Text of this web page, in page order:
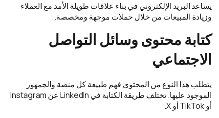
يساعد البريد الإلكتروني في بناء علاقات طويلة الأمد مع العملاء
وزيادة المبيعات من خلال حملات موجهة ومخصصة.
كتابة محتوى وسائل التواصل
الاجتماعي
يتطلب هذا النوع من المحتوى فهم طبيعة كل منصة والجمهور
الموجود عليها. تختلف طريقة الكتابة في LinkedIn عن Instagram
أو TikTok أو X.